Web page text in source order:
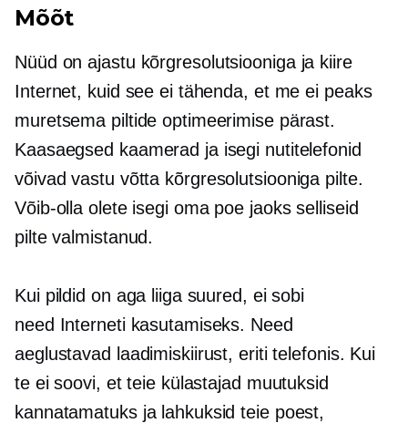
Mõõt
Nüüd on ajastu kõrgresolutsioonigaja kiire
Internet, kuid see ei tähenda, et me ei peaks
muretsema piltide optimeerimise pärast.
Kaasaegsed kaamerad ja isegi nutitelefonid
võivad vastu võtta kõrgresolutsiooniga pilte.
Võib-olla olete isegi oma poe jaoks selliseid
pilte valmistanud.
Kui pildid on aga liiga suured, ei sobi
need Interneti kasutamiseks. Need
aeglustavad laadimiskiirust, eriti telefonis. Kui
te ei soovi, et teie külastajad muutuksid
kannatamatuks ja lahkuksid teie poest,